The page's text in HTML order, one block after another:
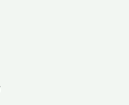
Giặt Sofa
Hoạt